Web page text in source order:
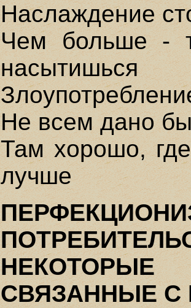
Наслаждение
Чем больше -
насытишься
Не всем дано
Там хорошо,
лучше
СВЯЗАННЫЕ С